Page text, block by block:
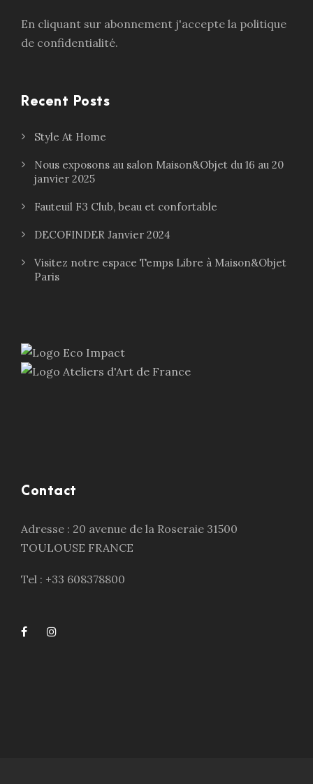
En cliquant sur abonnement j'accepte la politique
de confidentialité.
Recent Posts
Style At Home
Nous exposons au salon Maison&Objet du 16 au 20
janvier 2025
Fauteuil F3 Club, beau et confortable
DECOFINDER Janvier 2024
Visitez notre espace Temps Libre à Maison&Objet
Paris
Contact
Adresse : 20 avenue de la Roseraie 31500
TOULOUSE FRANCE
Tel : +33 608378800